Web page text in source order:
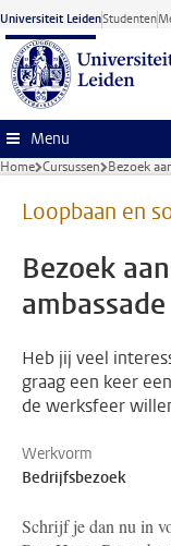
Ga naar
Universiteit LeidenStudenten
Menu
Home Cursussen Bezoek
Loopbaan en
Bezoek
Heb jij veel
graag een keer
de werksfeer
Werkvorm
Bedrijfsbezoek
Schrijf je dan nu in